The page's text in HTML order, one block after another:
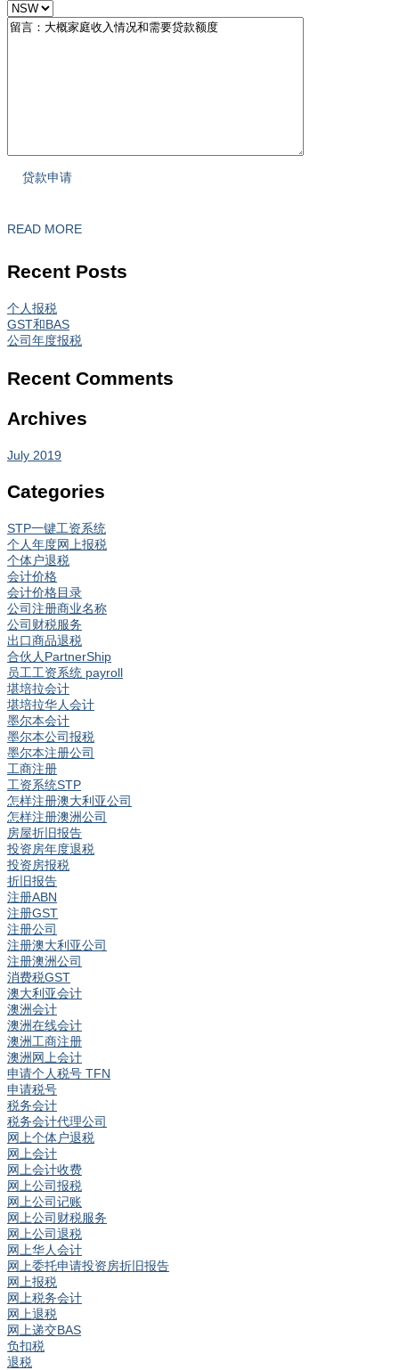
READ MORE
Recent Posts
个人报税
GST和BAS
公司年度报税
Recent Comments
Archives
July 2019
Categories
STP一键工资系统
个人年度网上报税
个体户退税
会计价格
会计价格目录
公司注册商业名称
公司财税服务
出口商品退税
合伙人PartnerShip
员工工资系统 payroll
堪培拉会计
堪培拉华人会计
墨尔本会计
墨尔本公司报税
墨尔本注册公司
工商注册
工资系统STP
怎样注册澳大利亚公司
怎样注册澳洲公司
房屋折旧报告
投资房年度退税
投资房报税
折旧报告
注册ABN
注册GST
注册公司
注册澳大利亚公司
注册澳洲公司
消费税GST
澳大利亚会计
澳洲会计
澳洲在线会计
澳洲工商注册
澳洲网上会计
申请个人税号 TFN
申请税号
税务会计
税务会计代理公司
网上个体户退税
网上会计
网上会计收费
网上公司报税
网上公司记账
网上公司财税服务
网上公司退税
网上华人会计
网上委托申请投资房折旧报告
网上报税
网上税务会计
网上退税
网上递交BAS
负扣税
退税